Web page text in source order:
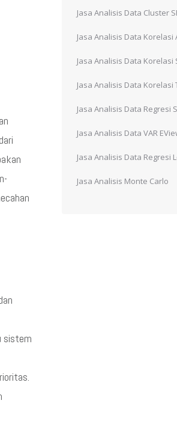
sistem
Jasa Analisis Data Cluster
Jasa Analisis Data Korelasi
Jasa Analisis Data Korelasi
Jasa Analisis Data Korelasi
Jasa Analisis Data Regresi
Jasa Analisis Data VAR
Jasa Analisis Data Regresi
Jasa Analisis Monte Carlo